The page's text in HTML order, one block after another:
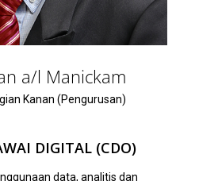
a/l Manickam
Kanan (Pengurusan)
DIGITAL (CDO)
data, analitis dan